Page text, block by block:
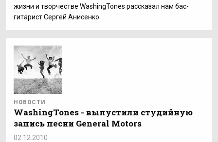
жизни и творчестве WashingTones рассказал нам бас-
гитарист Сергей Анисенко
НОВОСТИ
WashingTones - выпустили студийную
запись песни General Motors
02.12.2010